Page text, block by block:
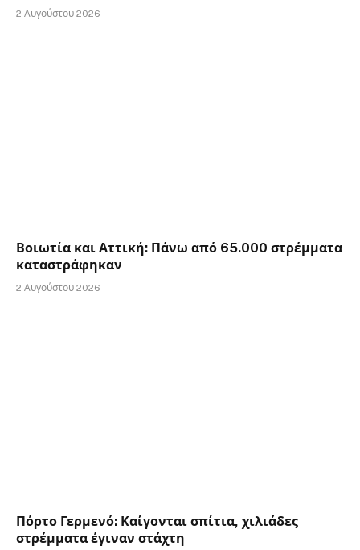
2 Αυγούστου 2026
Βοιωτία και Αττική: Πάνω από 65.000 στρέμματα
καταστράφηκαν
2 Αυγούστου 2026
Πόρτο Γερμενό: Καίγονται σπίτια, χιλιάδες
στρέμματα έγιναν στάχτη